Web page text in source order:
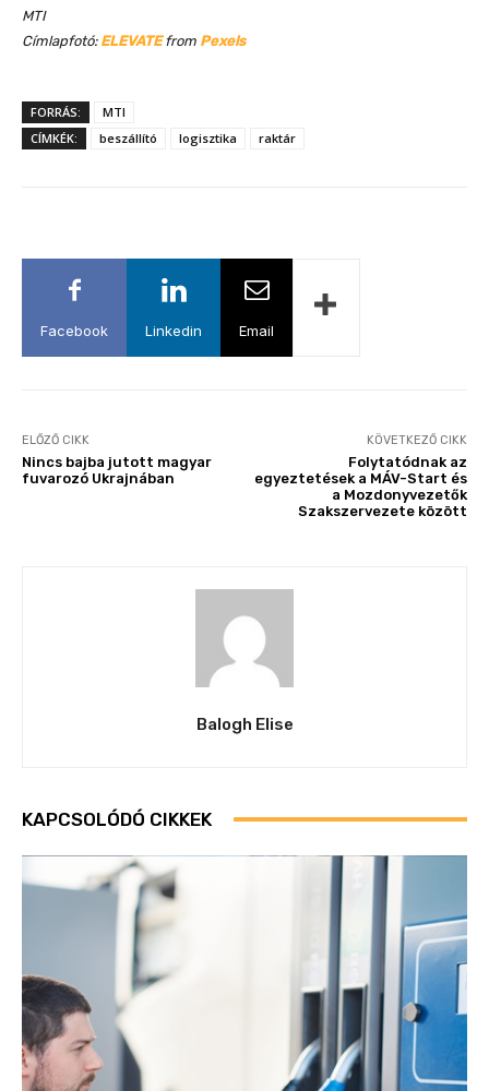
MTI
Címlapfotó: ELEVATEfrom Pexels
FORRÁS:
MTI
CÍMKÉK:
beszállító logisztika raktár
Facebook Linkedin Email
ELŐZŐ CIKK
Nincs bajba jutott magyar
fuvarozó Ukrajnában
KÖVETKEZŐ CIKK
Folytatódnak az
egyeztetések a MÁV-Start és
a Mozdonyvezetők
Szakszervezete között
Balogh Elise
KAPCSOLÓDÓ CIKKEK